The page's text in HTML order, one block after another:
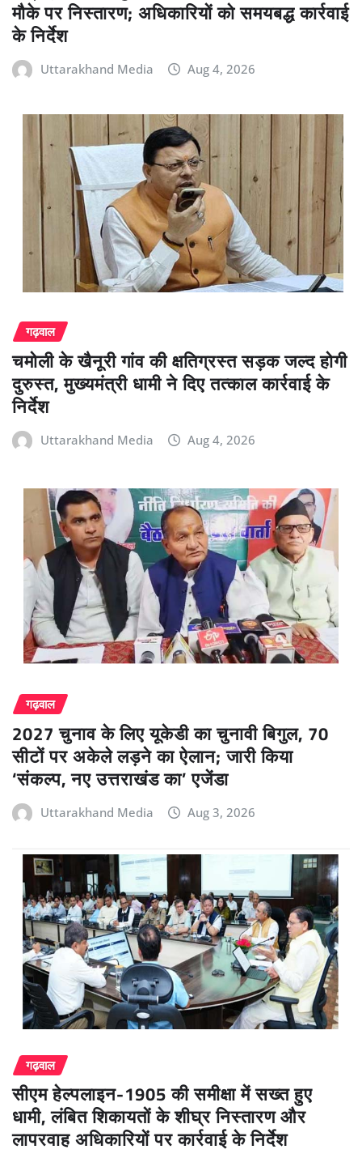
मौके पर निस्तारण; अधिकारियों को समयबद्ध कार्रवाई
के निर्देश
Uttarakhand Media Aug 4, 2026
गढ़वाल
चमोली के खैनूरी गांव की क्षतिग्रस्त सड़क जल्द होगी
दुरुस्त, मुख्यमंत्री धामी ने दिए तत्काल कार्रवाई के
निर्देश
Uttarakhand Media Aug 4, 2026
गढ़वाल
2027 चुनाव के लिए यूकेडी का चुनावी बिगुल, 70
सीटों पर अकेले लड़ने का ऐलान; जारी किया
‘संकल्प, नए उत्तराखंड का’ एजेंडा
Uttarakhand Media Aug 3, 2026
गढ़वाल
सीएम हेल्पलाइन-1905 की समीक्षा में सख्त हुए
धामी, लंबित शिकायतों के शीघ्र निस्तारण और
लापरवाह अधिकारियों पर कार्रवाई के निर्देश